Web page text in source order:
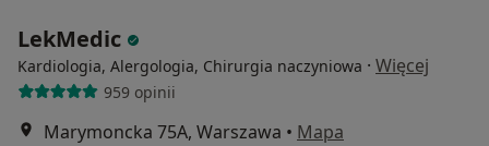
LekMedic
Kardiologia, Alergologia, Chirurgia naczyniowa · Więcej
959 opinii
Marymoncka 75A, Warszawa • Mapa